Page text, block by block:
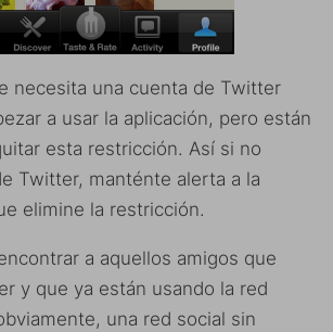
necesita una cuenta de Twitter
a usar la aplicación, pero están
esta restricción. Así si no
Twitter, manténte alerta a la
elimine la restricción.
a aquellos amigos que
y que ya están usando la red
una red social sin